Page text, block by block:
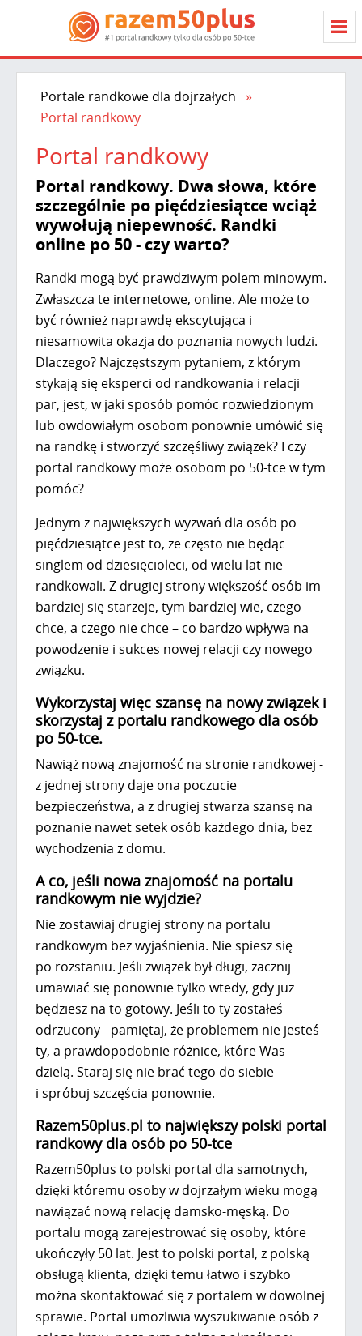
Portale randkowe dla dojrzałych
Portal randkowy
Portal randkowy
Portal randkowy. Dwa słowa, które
szczególnie po pięćdziesiątce wciąż
wywołują niepewność. Randki
online po 50 - czy warto?
Randki mogą być prawdziwym polem minowym.
Zwłaszcza te internetowe, online. Ale może to
być również naprawdę ekscytująca i
niesamowita okazja do poznania nowych ludzi.
Dlaczego? Najczęstszym pytaniem, z którym
stykają się eksperci od randkowania i relacji
par, jest, w jaki sposób pomóc rozwiedzionym
lub owdowiałym osobom ponownie umówić się
na randkę i stworzyć szczęśliwy związek? I czy
portal randkowy może osobom po 50-tce w tym
pomóc?
Jednym z największych wyzwań dla osób po
pięćdziesiątce jest to, że często nie będąc
singlem od dziesięcioleci, od wielu lat nie
randkowali. Z drugiej strony większość osób im
bardziej się starzeje, tym bardziej wie, czego
chce, a czego nie chce – co bardzo wpływa na
powodzenie i sukces nowej relacji czy nowego
związku.
Wykorzystaj więc szansę na nowy związek i
skorzystaj z portalu randkowego dla osób
po 50-tce.
Nawiąż nową znajomość na stronie randkowej -
z jednej strony daje ona poczucie
bezpieczeństwa, a z drugiej stwarza szansę na
poznanie nawet setek osób każdego dnia, bez
wychodzenia z domu.
A co, jeśli nowa znajomość na portalu
randkowym nie wyjdzie?
Nie zostawiaj drugiej strony na portalu
randkowym bez wyjaśnienia. Nie spiesz się
po rozstaniu. Jeśli związek był długi, zacznij
umawiać się ponownie tylko wtedy, gdy już
będziesz na to gotowy. Jeśli to ty zostałeś
odrzucony - pamiętaj, że problemem nie jesteś
ty, a prawdopodobnie różnice, które Was
dzielą. Staraj się nie brać tego do siebie
i spróbuj szczęścia ponownie.
Razem50plus.pl to największy polski portal
randkowy dla osób po 50-tce
Razem50plus to polski portal dla samotnych,
dzięki któremu osoby w dojrzałym wieku mogą
nawiązać nową relację damsko-męską. Do
portalu mogą zarejestrować się osoby, które
ukończyły 50 lat. Jest to polski portal, z polską
obsługą klienta, dzięki temu łatwo i szybko
można skontaktować się z portalem w dowolnej
sprawie. Portal umożliwia wyszukiwanie osób z